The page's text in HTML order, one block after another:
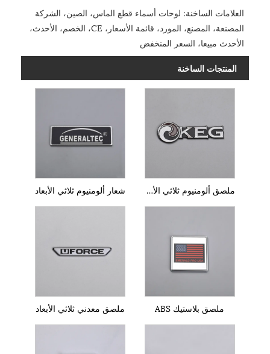
العلامات الساخنة: لوحات أسماء قطع الماس، الصين، الشركة
المصنعة، المصنع، المورد، قائمة الأسعار، CE، الخصم، الأحدث،
الأحدث مبيعا، السعر المنخفض
المنتجات الساخنة
شعار ألومنيوم ثلاثي الأبعاد ملصق ألومنيوم ثلاثي الأبعاد
ملصق معدني ثلاثي الأبعاد ملصق بلاستيك ABS